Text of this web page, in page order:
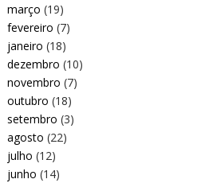
março (19)
fevereiro (7)
janeiro (18)
dezembro (10)
novembro (7)
outubro (18)
setembro (3)
agosto (22)
julho (12)
junho (14)